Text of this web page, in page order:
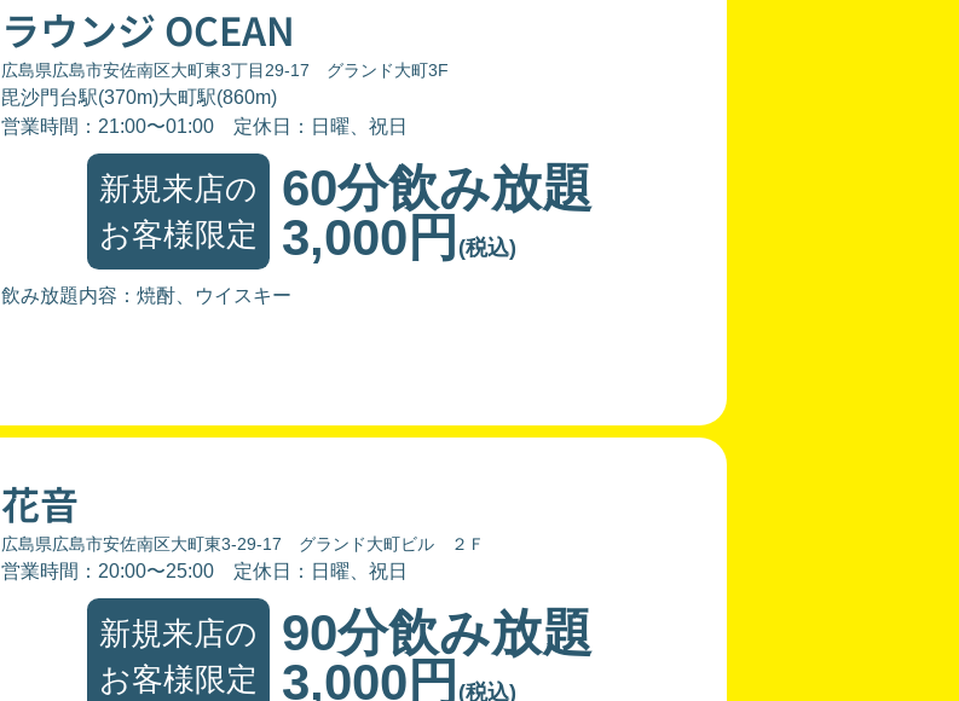
ラウンジ OCEAN
広島県広島市安佐南区大町東3丁目29-17 グランド大町3F
毘沙門台駅(370m)大町駅(860m)
営業時間：21:00〜01:00
定休日：日曜、祝日
新規来店の
お客様限定
60分飲み放題
3,000円 (税込)
飲み放題内容：焼酎、ウイスキー
花音
広島県広島市安佐南区大町東3-29-17 グランド大町ビル ２Ｆ
営業時間：20:00〜25:00 定休日：日曜、祝日
新規来店の
お客様限定
90分飲み放題
3,000円 (税込)